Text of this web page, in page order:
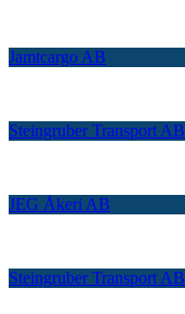
Jamtcargo AB
Steingruber Transport AB
JEG Åkeri AB
Steingruber Transport AB